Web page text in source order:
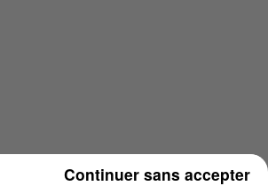
Continuer sans accepter